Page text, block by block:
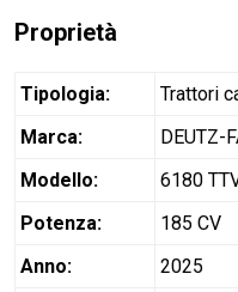
Proprietà
Tipologia:
Trattori
Marca:
DEUTZ-
Modello:
6180
Potenza:
185 CV
Anno:
2025